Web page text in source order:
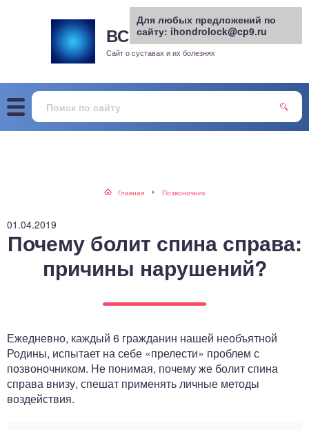
ВСЕ О СУСТАВАХ.РУ
Сайт о суставах и их болезнях
Главная Позвоночник
01.04.2019
Почему болит спина справа:
причины нарушений?
Ежедневно, каждый 6 гражданин нашей необъятной
Родины, испытает на себе «прелести» проблем с
позвоночником. Не понимая, почему же болит спина
справа внизу, спешат применять личные методы
воздействия.
Для любых предложений по
сайту: ihondrolock@cp9.ru
сустав